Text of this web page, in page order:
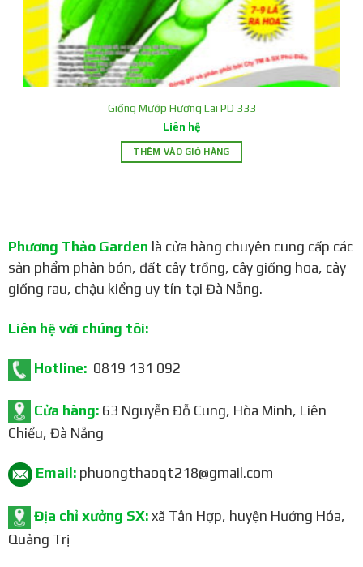
thưởng thức dưa lưới tươi ngon thường xuyên hơn.
Trưởng thành nhanh chóng: Chỉ sau 70-75 ngày trồng,
bạn đã có thể thu hoạch dưa lưới do chính tay mình
trồng.
Giống Mướp Hương Lai PD 333
Liên hệ
THÊM VÀO GIỎ HÀNG
Phương Thảo Garden là cửa hàng chuyên cung cấp các
sản phẩm phân bón, đất cây trồng, cây giống hoa, cây
giống rau, chậu kiểng uy tín tại Đà Nẵng.
Liên hệ với chúng tôi:
Hotline:0819 131 092
Cửa hàng:63 Nguyễn Đỗ Cung, Hòa Minh, Liên
Chiểu, Đà Nẵng
Email:phuongthaoqt218@gmail.com
Địa chỉ xưởng SX:xã Tân Hợp, huyện Hướng Hóa,
Quảng Trị